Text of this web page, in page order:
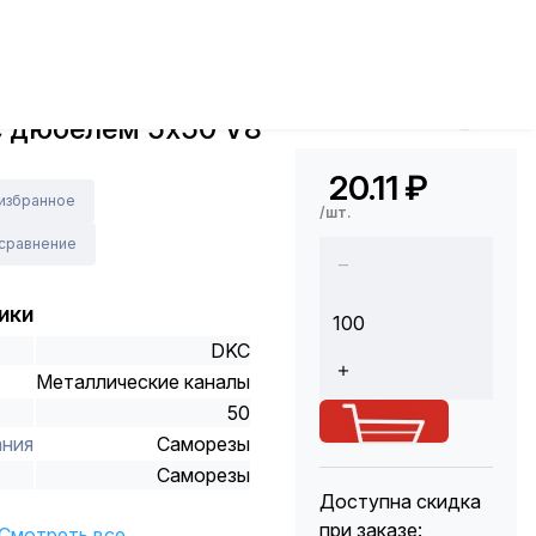
дюбелем 5х50 V8
DKC
Металлические каналы
50
Саморезы
Саморезы
20.11 ₽
/шт.
Доступна скидка
при заказе: